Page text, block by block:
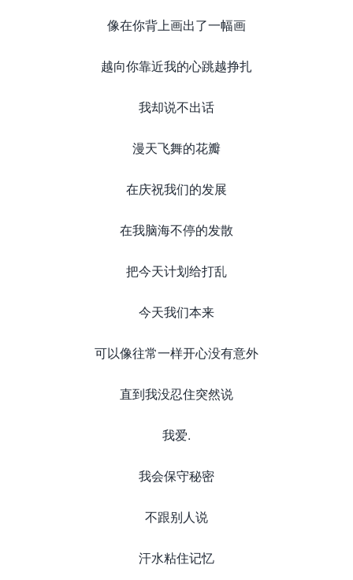
像在你背上画出了一幅画
越向你靠近我的心跳越挣扎
我却说不出话
漫天飞舞的花瓣
在庆祝我们的发展
在我脑海不停的发散
把今天计划给打乱
今天我们本来
可以像往常一样开心没有意外
直到我没忍住突然说
我爱.
我会保守秘密
不跟别人说
汗水粘住记忆